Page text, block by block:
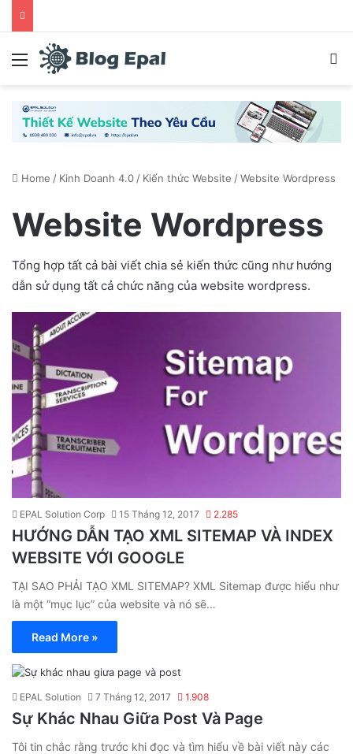
Menu
Home / Kinh Doanh 4.0 / Kiến thức Website /Website Wordpress
Website Wordpress
Tổng hợp tất cả bài viết chia sẻ kiến thức cũng như hướng
dẫn sử dụng tất cả chức năng của website wordpress.
EPAL Solution Corp 15 Tháng 12, 2017 2.285
HƯỚNG DẪN TẠO XML SITEMAP VÀ INDEX
WEBSITE VỚI GOOGLE
TẠI SAO PHẢI TẠO XML SITEMAP? XML Sitemap được hiểu như
là một “mục lục” của website và nó sẽ…
Read More »
EPAL Solution 7 Tháng 12, 2017 1.908
Sự Khác Nhau Giữa Post Và Page
Tôi tin chắc rằng trước khi đọc và tìm hiểu về bài viết này các